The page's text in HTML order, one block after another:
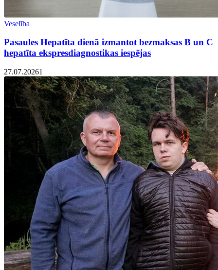
Veselība
Pasaules Hepatīta dienā izmantot bezmaksas B un C
hepatīta ekspresdiagnostikas iespējas
27.07.20261